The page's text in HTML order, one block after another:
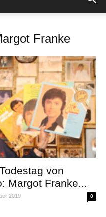
Franke
von
Margot Franke...
2019 0